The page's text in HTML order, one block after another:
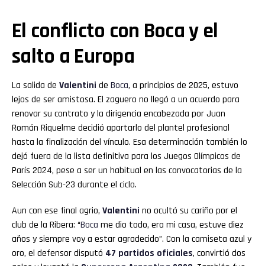
El conflicto con Boca y el
salto a Europa
La salida de Valentini de Boca, a principios de 2025, estuvo
lejos de ser amistosa. El zaguero no llegó a un acuerdo para
renovar su contrato y la dirigencia encabezada por Juan
Román Riquelme decidió apartarlo del plantel profesional
hasta la finalización del vínculo. Esa determinación también lo
dejó fuera de la lista definitiva para los Juegos Olímpicos de
París 2024, pese a ser un habitual en las convocatorias de la
Selección Sub-23 durante el ciclo.
Aun con ese final agrio, Valentini no ocultó su cariño por el
club de la Ribera: “Boca me dio todo, era mi casa, estuve diez
años y siempre voy a estar agradecido”. Con la camiseta azul y
oro, el defensor disputó 47 partidos oficiales, convirtió dos